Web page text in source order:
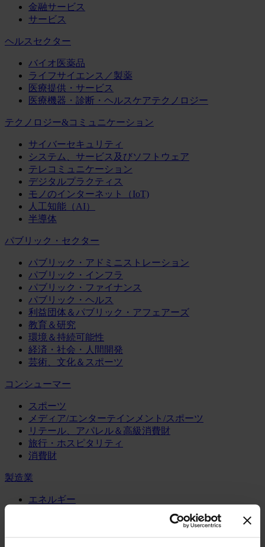
金融サービス
サービス
ヘルスセクター
バイオ医薬品
ライフサイエンス／製薬
医療提供・サービス
医療機器・診断・ヘルスケアテクノロジー
テクノロジー&コミュニケーション
サイバーセキュリティ
システム、サービス及びソフトウェア
テレコミュニケーション
デジタルプラクティス
モノのインターネット（IoT)
人工知能（AI）
半導体
パブリック・セクター
パブリック・アドミニストレーション
パブリック・インフラ
パブリック・ファイナンス
パブリック・ヘルス
利益団体＆パブリック・アフェアーズ
教育＆研究
環境＆持続可能性
経済・社会・人間開発
芸術、文化＆スポーツ
コンシューマー
スポーツ
メディア/エンターテインメント/スポーツ
リテール、アパレル＆高級消費財
旅行・ホスピタリティ
消費財
製造業
エネルギー
自動車・輸送機器